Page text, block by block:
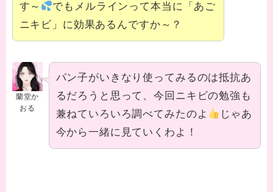
す～
でもメルラインって本当に「あご
ニキビ」に効果あるんですか～？
蘭堂か
おる
パン子がいきなり使ってみるのは抵抗あ
るだろうと思って、今回ニキビの勉強も
兼ねていろいろ調べてみたのよ
じゃあ
今から一緒に見ていくわよ！